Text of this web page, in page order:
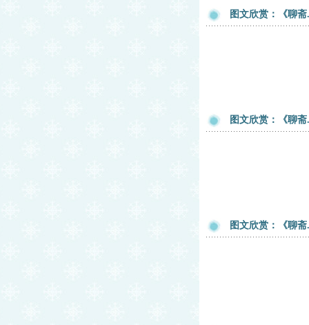
图文欣赏：《聊
图文欣赏：《聊
图文欣赏：《聊